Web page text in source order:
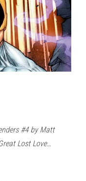
#4 by Matt
Lost Love…